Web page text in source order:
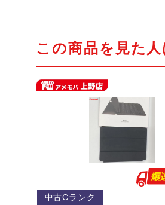
この商品を見た
中古Cランク